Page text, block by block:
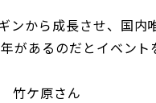
ンから成長させ、国
があるのだとイベント
竹ケ原さん